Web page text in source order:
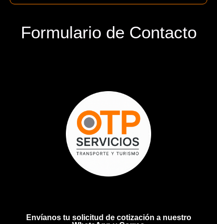
Formulario de Contacto
Envíanos tu solicitud de cotización a nuestro